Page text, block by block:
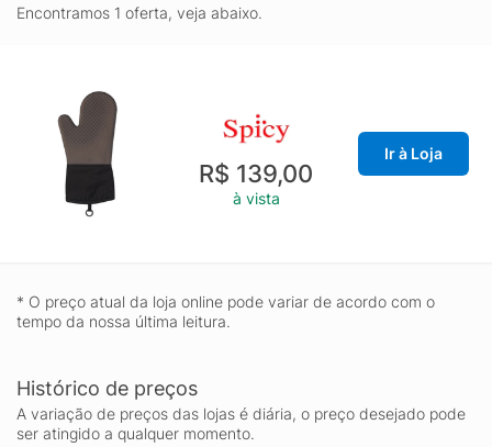
Encontramos 1 oferta, veja abaixo.
R$ 139,00
à vista
Ir à Loja
* O preço atual da loja online pode variar de acordo com o
tempo da nossa última leitura.
Histórico de preços
A variação de preços das lojas é diária, o preço desejado pode
ser atingido a qualquer momento.